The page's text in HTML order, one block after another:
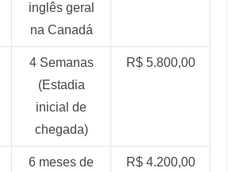
inglês geral
na Canadá
4 Semanas
(Estadia
inicial de
chegada)
R$ 5.800,00
6 meses de
R$ 4.200,00